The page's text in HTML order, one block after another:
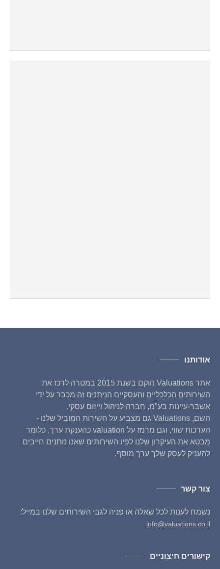
אודותנו
אתר Valuations הוקם בשנת 2015 במטרה לרכז את
השירותים הכלכליים והעסקיים הניתנים זה מכבר על ידי
אשבר-עיינות בע"מ, חברה לניהול וייזום עסקי.
השם, Valuations גם מצביע על השירות המוביל שלנו -
הערכות שווי, וגם מרמז על valuation כהענקת ערך, כלומר
מבטא את העיקרון שלנו לפיו השירותים שאנו נותנים חייבים
להעניק לעסק שלך ערך מוסף.
צור קשר
נשמח לענות לכל שאלה או פניה לגבי השירותים שלנו במייל:
info@valuations.co.il
קישורים חיצוניים